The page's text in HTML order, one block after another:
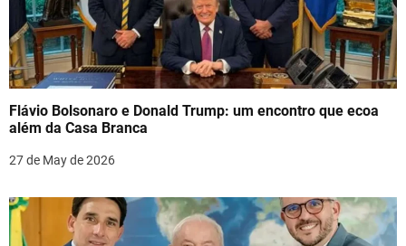
Flávio Bolsonaro e Donald Trump: um encontro que ecoa
além da Casa Branca
27 de May de 2026